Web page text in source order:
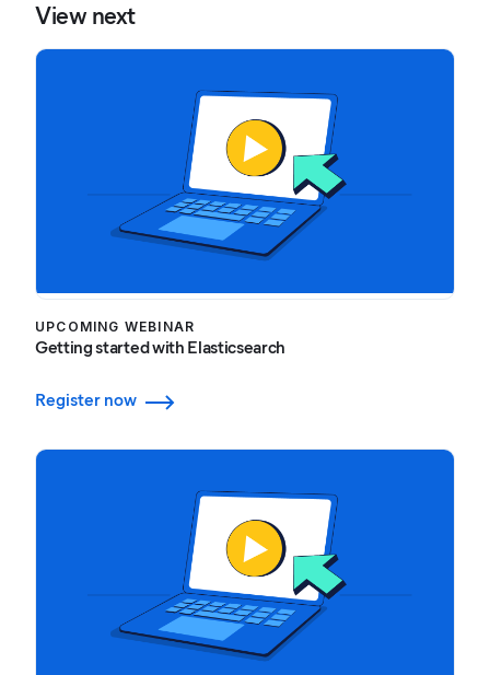
View next
UPCOMING WEBINAR
Getting started with Elasticsearch
Register now